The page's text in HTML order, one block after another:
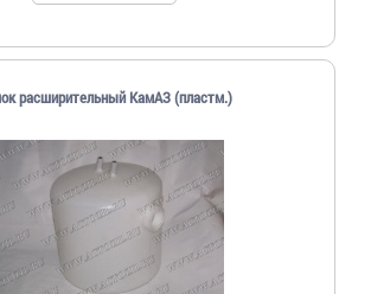
расширительный КамАЗ (пластм.)